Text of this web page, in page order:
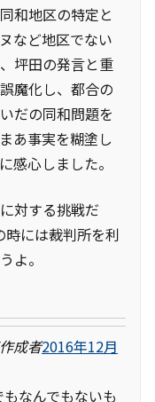
和地区の特定と
など地区でない
坪田の発言と重
魔化し、都合の
だの同和問題を
あ事実を糊塗し
感心しました。
対する挑戦だ
時には裁判所を利
よ。
成者2016年12月
なんでもないも